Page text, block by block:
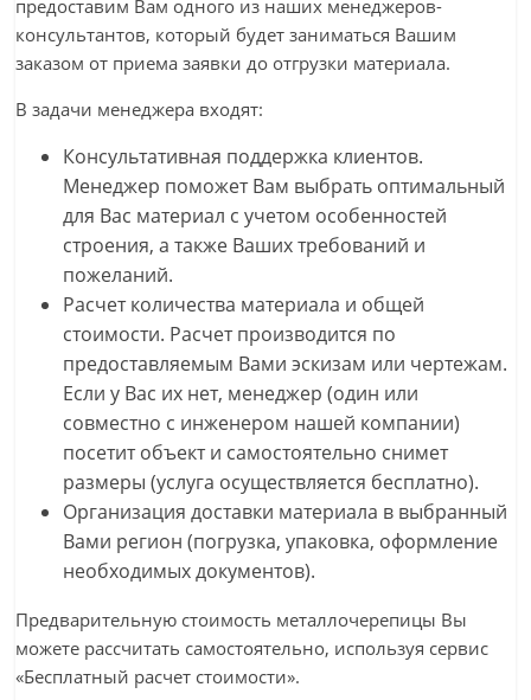
предоставим Вам одного из наших менеджеров-
консультантов, который будет заниматься Вашим
заказом от приема заявки до отгрузки материала.
В задачи менеджера входят:
Консультативная поддержка клиентов.
Менеджер поможет Вам выбрать оптимальный
для Вас материал с учетом особенностей
строения, а также Ваших требований и
пожеланий.
Расчет количества материала и общей
стоимости. Расчет производится по
предоставляемым Вами эскизам или чертежам.
Если у Вас их нет, менеджер (один или
совместно с инженером нашей компании)
посетит объект и самостоятельно снимет
размеры (услуга осуществляется бесплатно).
Организация доставки материала в выбранный
Вами регион (погрузка, упаковка, оформление
необходимых документов).
Предварительную стоимость металлочерепицы Вы
можете рассчитать самостоятельно, используя сервис
«Бесплатный расчет стоимости».